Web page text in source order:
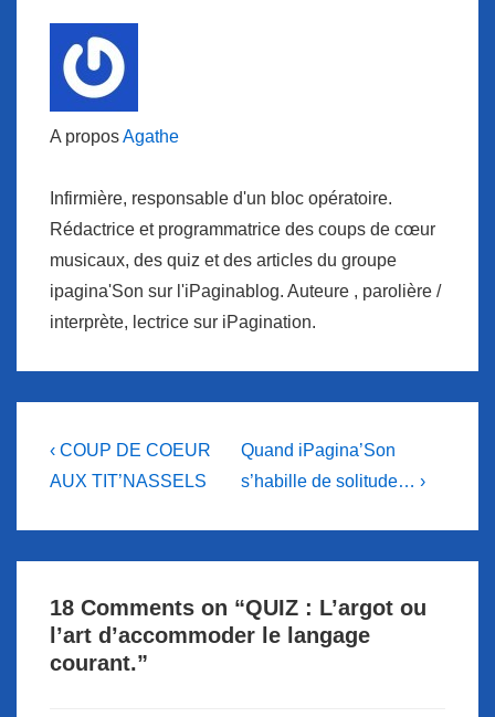
? C'est parti pour ce
nouveau quiz dont
toutes les réponses se
trouvent sur
l'iPaginablog !
A proposAgathe
Infirmière, responsable d'un bloc opératoire.
Rédactrice et programmatrice des coups de cœur
musicaux, des quiz et des articles du groupe
ipagina'Son sur l'iPaginablog. Auteure , parolière /
interprète, lectrice sur iPagination.
Navigation
de
l’article
Previous
Post
‹ COUP DE COEUR
AUX TIT’NASSELS
Next
Post
Quand iPagina’Son
s’habille de solitude… ›
18 Comments on “QUIZ : L’argot ou
l’art d’accommoder le langage
courant.”